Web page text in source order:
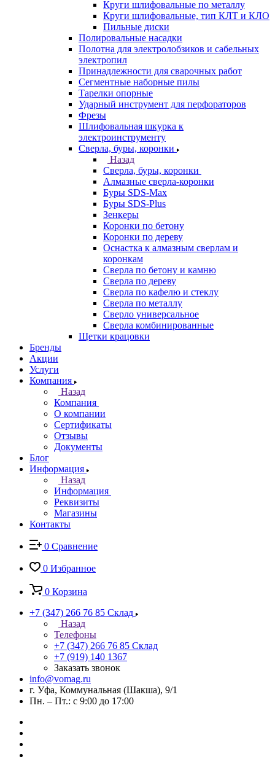
Круги шлифовальные по металлу
Круги шлифовальные, тип КЛТ и КЛО
Пильные диски
Полировальные насадки
Полотна для электролобзиков и сабельных
электропил
Принадлежности для сварочных работ
Сегментные наборные пилы
Тарелки опорные
Ударный инструмент для перфораторов
Фрезы
Шлифовальная шкурка к
электроинструменту
Сверла, буры, коронки
Назад
Сверла, буры, коронки
Алмазные сверла-коронки
Буры SDS-Max
Буры SDS-Plus
Зенкеры
Коронки по бетону
Коронки по дереву
Оснастка к алмазным сверлам и
коронкам
Сверла по бетону и камню
Сверла по дереву
Сверла по кафелю и стеклу
Сверла по металлу
Сверло универсальное
Сверла комбинированные
Щетки крацовки
Бренды
Акции
Услуги
Компания
Назад
Компания
О компании
Сертификаты
Отзывы
Документы
Блог
Информация
Назад
Информация
Реквизиты
Магазины
Контакты
0 Сравнение
0 Избранное
0 Корзина
+7 (347) 266 76 85 Склад
Назад
Телефоны
+7 (347) 266 76 85 Склад
+7 (919) 140 1367
Заказать звонок
info@vomag.ru
г. Уфа, Коммунальная (Шакша), 9/1
Пн. – Пт.: с 9:00 до 17:00